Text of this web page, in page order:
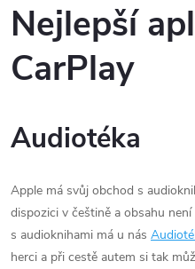
Nejlepší
CarPlay
Audiotéka
Apple má svůj obchod s
dispozici v češtině a obsahu
s audioknihami má u nás
herci a při cestě autem si tak